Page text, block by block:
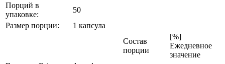
Порций в
упаковке:
50
Размер порции:
1 капсула
Состав
порции
[%]
Ежедневное
значение